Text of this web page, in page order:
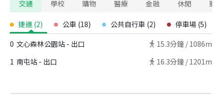
交通 學校 購物 醫療 金融 休閒 寵
捷運 (2) 公車 (18) 公共自行車 (2) 停車場 (5)
0 文心森林公園站 - 出口 15.3分鐘 / 1086m
1 南屯站 - 出口 16.3分鐘 / 1201m